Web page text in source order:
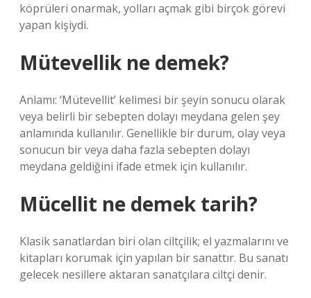
köprüleri onarmak, yolları açmak gibi birçok görevi
yapan kişiydi.
Mütevellik ne demek?
Anlamı: ‘Mütevellit’ kelimesi bir şeyin sonucu olarak
veya belirli bir sebepten dolayı meydana gelen şey
anlamında kullanılır. Genellikle bir durum, olay veya
sonucun bir veya daha fazla sebepten dolayı
meydana geldiğini ifade etmek için kullanılır.
Mücellit ne demek tarih?
Klasik sanatlardan biri olan ciltçilik; el yazmalarını ve
kitapları korumak için yapılan bir sanattır. Bu sanatı
gelecek nesillere aktaran sanatçılara ciltçi denir.